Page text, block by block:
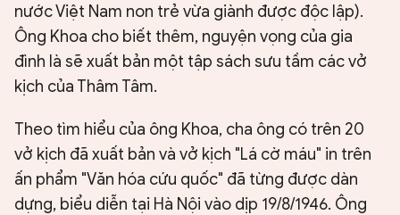
nước Việt Nam non trẻ vừa giành được độc lập).
Ông Khoa cho biết thêm, nguyện vọng của gia
đình là sẽ xuất bản một tập sách sưu tầm các vở
kịch của Thâm Tâm.
Theo tìm hiểu của ông Khoa, cha ông có trên 20
vở kịch đã xuất bản và vở kịch "Lá cờ máu" in trên
ấn phẩm "Văn hóa cứu quốc" đã từng được dàn
dựng, biểu diễn tại Hà Nội vào dịp 19/8/1946. Ông